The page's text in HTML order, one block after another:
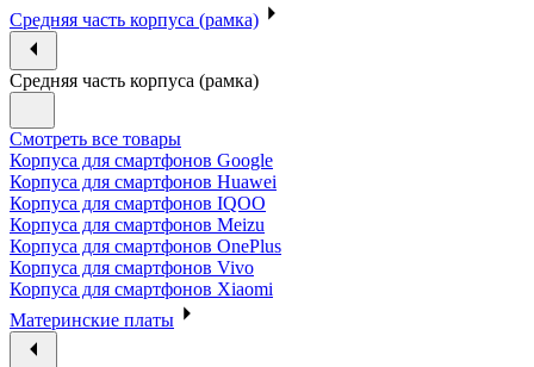
Средняя часть корпуса (рамка)
Средняя часть корпуса (рамка)
Смотреть все товары
Корпуса для смартфонов Google
Корпуса для смартфонов Huawei
Корпуса для смартфонов IQOO
Корпуса для смартфонов Meizu
Корпуса для смартфонов OnePlus
Корпуса для смартфонов Vivo
Корпуса для смартфонов Xiaomi
Материнские платы